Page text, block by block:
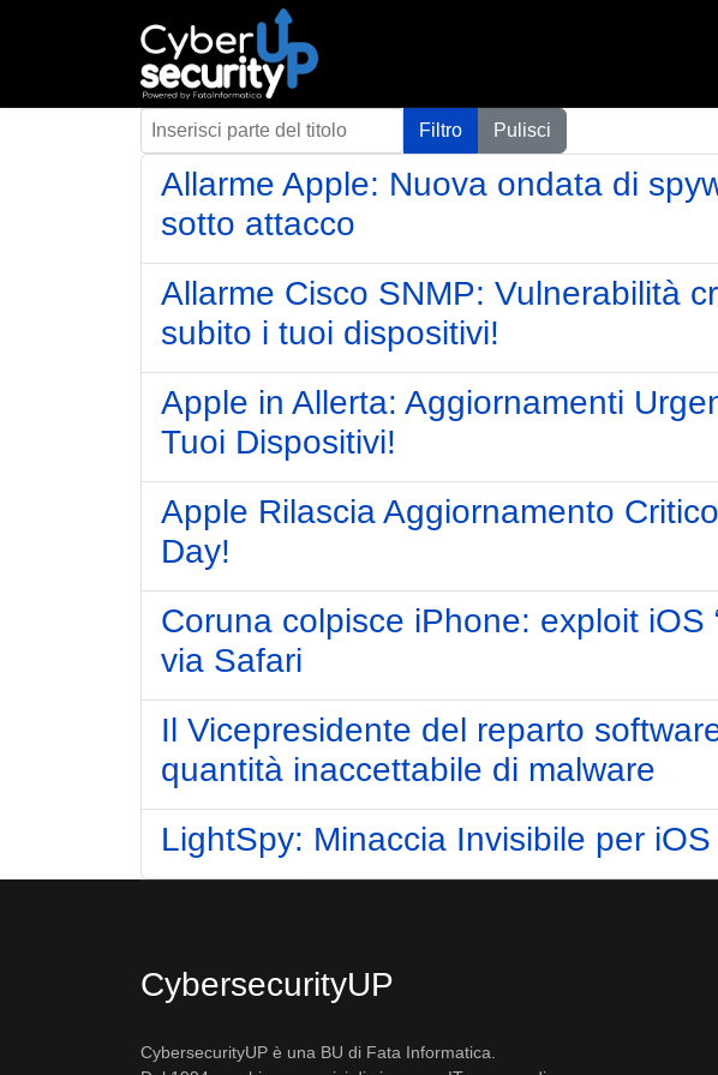
Inserisci parte del titolo Filtro Pulisci
Allarme Apple: Nuova ondata di
sotto attacco
Allarme Cisco SNMP: Vulnerabilità
subito i tuoi dispositivi!
Apple in Allerta: Aggiornamenti
Tuoi Dispositivi!
Apple Rilascia Aggiornamento
Day!
Coruna colpisce iPhone: exploit iOS
via Safari
Il Vicepresidente del reparto
quantità inaccettabile di malware
LightSpy: Minaccia Invisibile per
CybersecurityUP
CybersecurityUP è una BU di Fata Informatica.